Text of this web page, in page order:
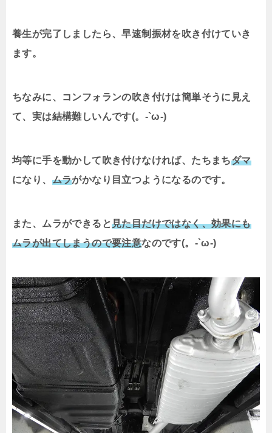
養生が完了しましたら、早速制振材を吹き付けていき
ます。
ちなみに、コンフォランの吹き付けは簡単そうに見え
て、実は結構難しいんです(。-`ω-)
均等に手を動かして吹き付けなければ、たちまちダマ
になり、 ムラがかなり目立つようになるのです。
また、ムラができると見た目だけではなく、効果にも
ムラが出てしまうので要注意なのです(。-`ω-)